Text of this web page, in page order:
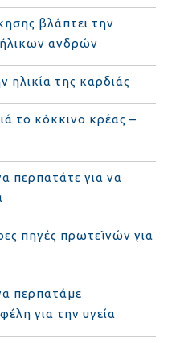
βλάπτει την
ανδρών
ηλικία της καρδιάς
το κόκκινο κρέας –
περπατάτε για να
πηγές πρωτεϊνών για
περπατάμε
για την υγεία